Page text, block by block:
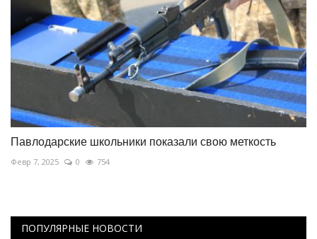
Павлодарские школьники показали свою меткость
Февр 7, 2025 0 754
ПОПУЛЯРНЫЕ НОВОСТИ